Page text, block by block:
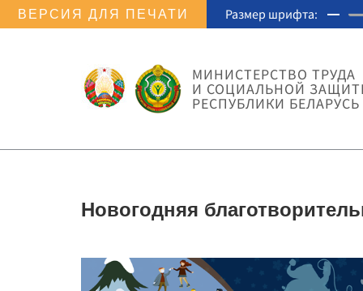
ВЕРСИЯ ДЛЯ ПЕЧАТИ Размер шрифта:
МИНИСТЕРСТВО ТРУДА
И СОЦИАЛЬНОЙ
РЕСПУБЛИКИ БЕЛАРУСЬ
Новогодняя